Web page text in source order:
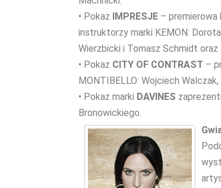
• Pokaz IMPRESJE – premierowa
instruktorzy marki KEMON:
Wierzbicki i Tomasz Schmidt oraz
• Pokaz CITY OF CONTRAST –
MONTIBELLO: Wojciech
• Pokaz marki DAVINES
Bronowickiego.